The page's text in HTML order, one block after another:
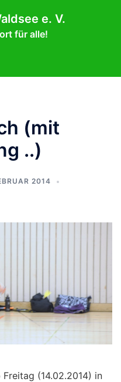
e. V.
für alle!
(mit
..)
2014
(14.02.2014) in